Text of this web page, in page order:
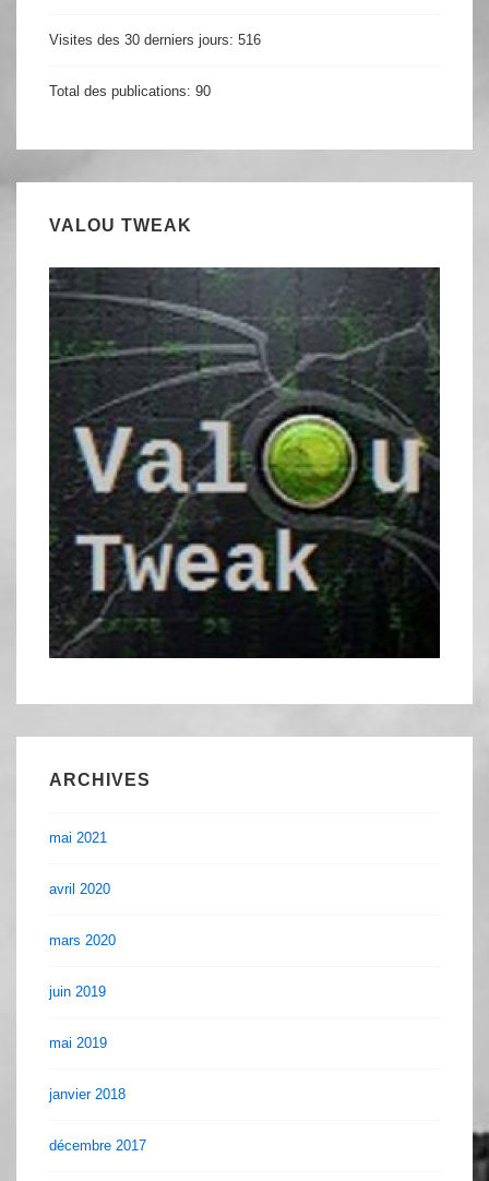
Visites des 30 derniers jours: 516
Total des publications: 90
VALOU TWEAK
ARCHIVES
mai 2021
avril 2020
mars 2020
juin 2019
mai 2019
janvier 2018
décembre 2017